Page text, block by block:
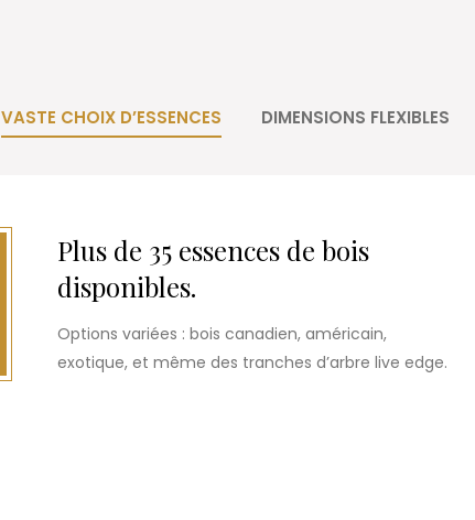
VASTE CHOIX D’ESSENCES DIMENSIONS FLEXIBLES
Plus de 35 essences de bois
disponibles.
Options variées : bois canadien, américain,
exotique, et même des tranches d’arbre live edge.